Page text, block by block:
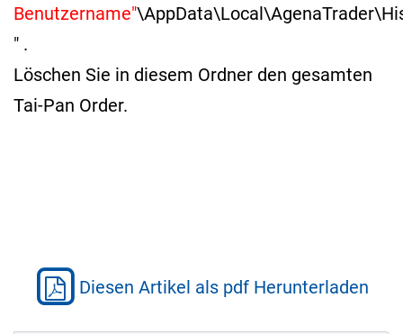
Benutzername"
" .
Löschen Sie in diesem Ordner den gesamten
Tai-Pan Order.
Diesen Artikel als pdf Herunterladen